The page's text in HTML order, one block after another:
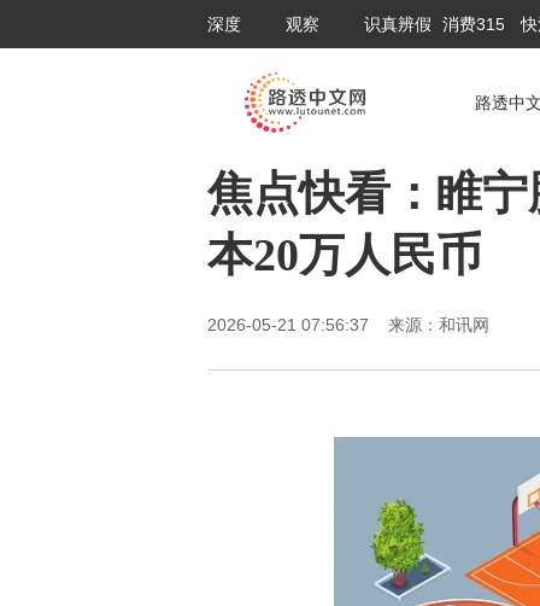
深度 观察 识真辨假 消费315
路透中
焦点快看：睢
本20万人民币
2026-05-21 07:56:37 来源：和讯网